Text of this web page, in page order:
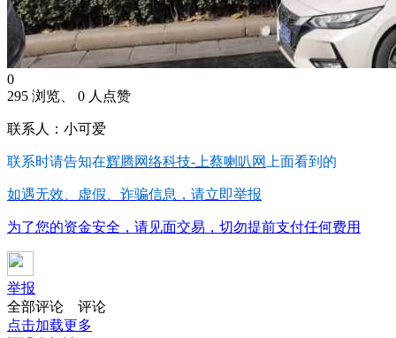
0
295 浏览、 0 人点赞
联系人：小可爱
联系时请告知在辉腾网络科技-上蔡喇叭网 上面看到的
如遇无效、虚假、诈骗信息，请立即举报
为了您的资金安全，请见面交易，切勿提前支付任何费用
举报
全部评论
评论
点击加载更多